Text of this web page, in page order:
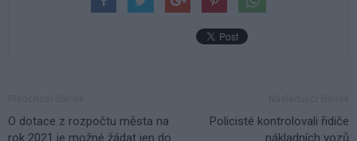
O dotace z rozpočtu města na
rok 2021 je možné žádat jen do
Policisté kontrolovali řidiče
nákladních vozů